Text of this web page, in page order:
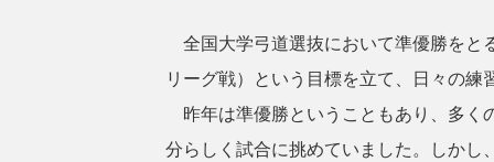
全国大学弓道選抜において準優勝をと
リーグ戦）という目標を立て、日々の練
昨年は準優勝ということもあり、多く
分らしく試合に挑めていました。しか